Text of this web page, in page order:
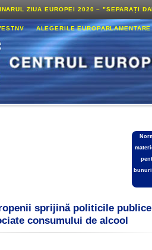
ZIUA EUROPEI 2020 – ”SEPARAȚI
ALEGERILE
sprijină politicile
consumului de alcool